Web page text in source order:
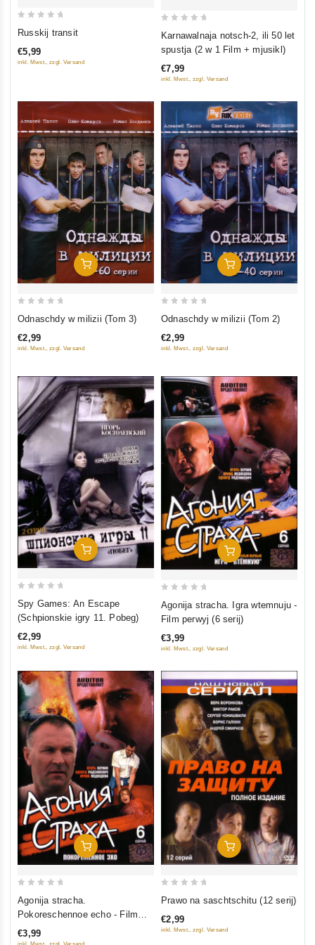
of
Russkij transit
€5,99
inkl. Mwst., zzgl. Versand
5
Karnawalnaja notsch-2, ili 50 let
spustja (2 w 1 Film + mjusikl)
€7,99
inkl. Mwst., zzgl. Versand
In Den Warenkorb
of
Odnaschdy w milizii (Tom 3)
€2,99
inkl. Mwst., zzgl. Versand
In Den Warenkorb
of
Odnaschdy w milizii (Tom 2)
€2,99
inkl. Mwst., zzgl. Versand
In Den Warenkorb
out
5
Spy Games: An Escape
(Schpionskie igry 11. Pobeg)
€2,99
inkl. Mwst., zzgl. Versand
In Den Warenkorb
out
5
Agonija stracha. Igra wtemnuju -
Film perwyj (6 serij)
€3,99
inkl. Mwst., zzgl. Versand
In Den Warenkorb
out
5
Agonija stracha.
Pokoreschennoe echo - Film
wtoroj (6 serij)
€3,99
In Den Warenkorb
of
Prawo na saschtschitu (12 serij)
€2,99
inkl. Mwst., zzgl. Versand